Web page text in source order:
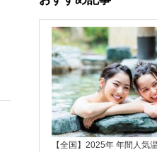
【全国】2025年 年間人気